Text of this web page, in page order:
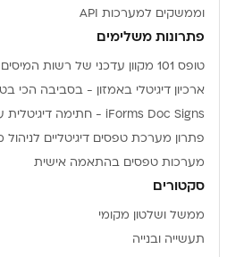
וממשקים למערכות API
פתרונות משלימים
טופס 101 מקוון עדכני של רשות המיסים מובנה במערכת
ארכיון דיגיטלי באמזון - בסביבה הכי
iForms Doc Signs - חתימה דיגיטלית על מסמכים
פתרון מערכת טפסים דיגיטליים לניהול
מערכות טפסים בהתאמה אישית
סקטורים
ממשל ושלטון מקומי
תעשייה ובנייה